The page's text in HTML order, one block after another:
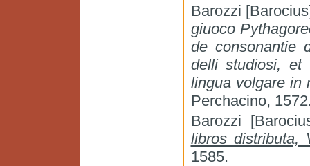
Barozzi
giuoco
de consonantie
delli studiosi, et
lingua volgare in
Perchacino,
Barozzi
libros distributa,
1585.